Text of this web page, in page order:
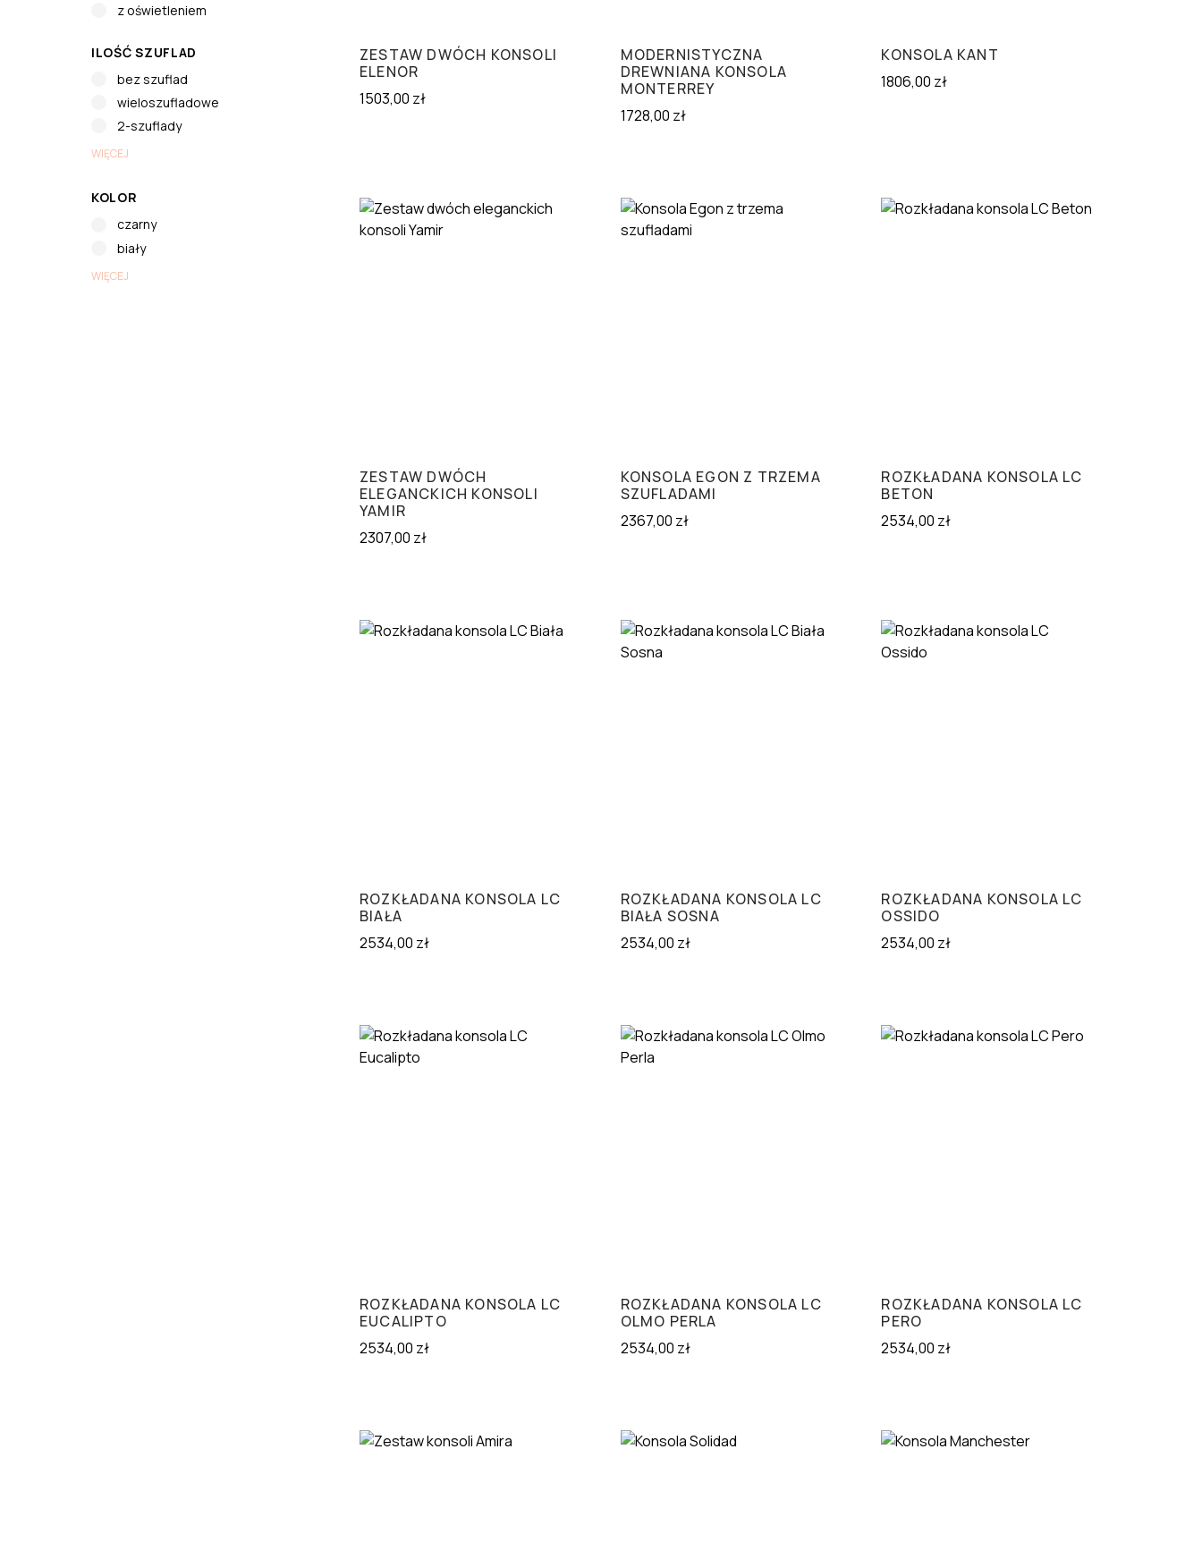
z oświetleniem
ILOŚĆ SZUFLAD
bez szuflad
wieloszufladowe
2-szuflady
WIĘCEJ
KOLOR
czarny
biały
WIĘCEJ
ZESTAW DWÓCH KONSOLI
ELENOR
1503,00 zł
MODERNISTYCZNA
DREWNIANA KONSOLA
MONTERREY
1728,00 zł
KONSOLA KANT
1806,00 zł
ZESTAW DWÓCH
ELEGANCKICH KONSOLI
YAMIR
2307,00 zł
KONSOLA EGON Z TRZEMA
SZUFLADAMI
2367,00 zł
ROZKŁADANA KONSOLA LC
BETON
2534,00 zł
ROZKŁADANA KONSOLA LC
BIAŁA
2534,00 zł
ROZKŁADANA KONSOLA LC
BIAŁA SOSNA
2534,00 zł
ROZKŁADANA KONSOLA LC
OSSIDO
2534,00 zł
ROZKŁADANA KONSOLA LC
EUCALIPTO
2534,00 zł
ROZKŁADANA KONSOLA LC
OLMO PERLA
2534,00 zł
ROZKŁADANA KONSOLA LC
PERO
2534,00 zł